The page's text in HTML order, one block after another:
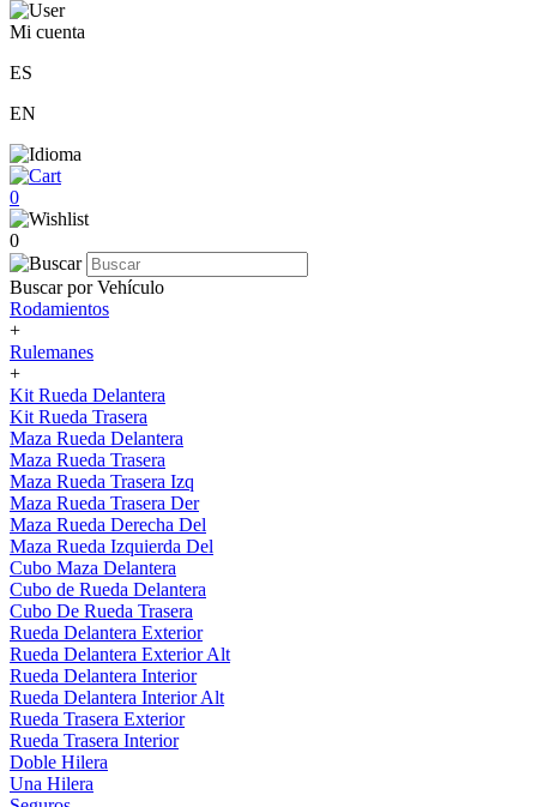
Mi cuenta
ES
EN
0
0
Buscar por Vehículo
Rodamientos
+
Rulemanes
+
Kit Rueda Delantera
Kit Rueda Trasera
Maza Rueda Delantera
Maza Rueda Trasera
Maza Rueda Trasera Izq
Maza Rueda Trasera Der
Maza Rueda Derecha Del
Maza Rueda Izquierda Del
Cubo Maza Delantera
Cubo de Rueda Delantera
Cubo De Rueda Trasera
Rueda Delantera Exterior
Rueda Delantera Exterior Alt
Rueda Delantera Interior
Rueda Delantera Interior Alt
Rueda Trasera Exterior
Rueda Trasera Interior
Doble Hilera
Una Hilera